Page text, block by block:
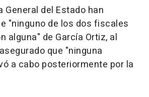
General del Estado han
"ninguno de los dos fiscales
alguna" de García Ortiz, al
que "ninguna
a cabo posteriormente por la